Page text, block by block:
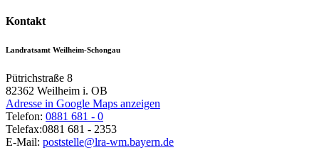
Kontakt
Landratsamt Weilheim-Schongau
Pütrichstraße 8
82362 Weilheim i. OB
Adresse in Google Maps anzeigen
Telefon: 0881 681 - 0
Telefax:0881 681 - 2353
E-Mail: poststelle@lra-wm.bayern.de